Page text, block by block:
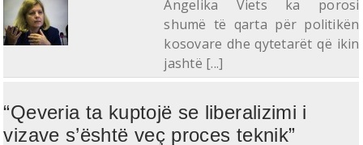
Angelika Viets ka porosi
shumë të qarta për politikën
kosovare dhe qytetarët që ikin
jashtë [...]
“Qeveria ta kuptojë se liberalizimi i
vizave s’është veç proces teknik”